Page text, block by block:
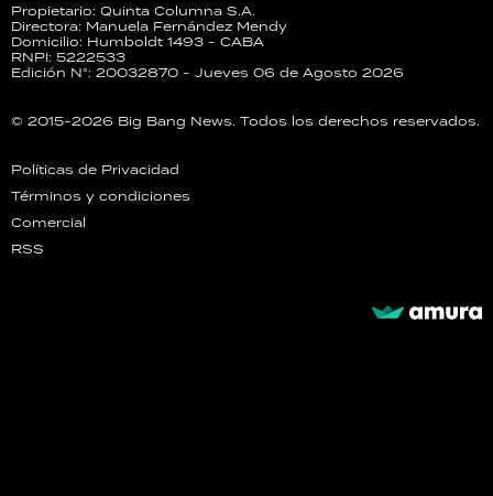
Propietario: Quinta Columna S.A.
Directora: Manuela Fernández Mendy
Domicilio: Humboldt 1493 - CABA
RNPI: 5222533
Edición N°: 20032870 - Jueves 06 de Agosto 2026
© 2015-2026 Big Bang News. Todos los derechos reservados.
Políticas de Privacidad
Términos y condiciones
Comercial
RSS